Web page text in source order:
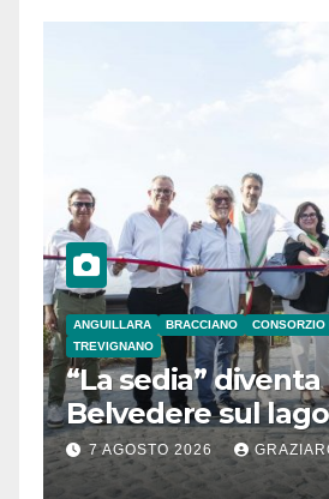
ANGUILLARA BRACCIANO
TREVIGNANO
“La sedia” diventa
Belvedere sul
Bracciano: ieri
l’inaugurazione
7 AGOSTO 2026